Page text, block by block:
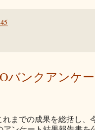
バンクアンケ
れまでの成果を総括し、